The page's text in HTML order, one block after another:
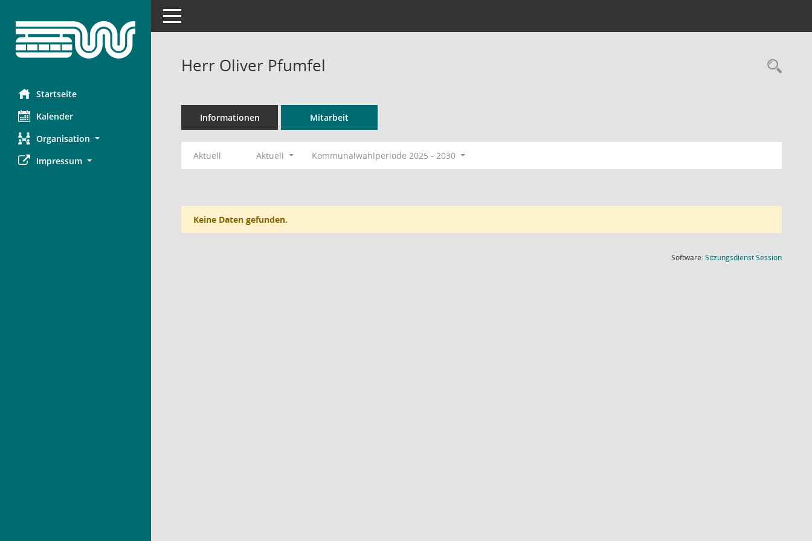
Startseite
Kalender
Organisation
Impressum
Toggle navigation
Herr Oliver Pfumfel
Informationen Mitarbeit
Aktuell Aktuell Kommunalwahlperiode 2025 - 2030
Keine Daten gefunden.
Software:SitzungsdienstSession(Wird in